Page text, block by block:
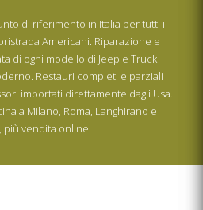
di riferimento in Italia per tutti i
Americani. Riparazione e
di ogni modello di Jeep e Truck
Restauri completi e parziali .
importati direttamente dagli Usa.
a Milano, Roma, Langhirano e
più vendita online.